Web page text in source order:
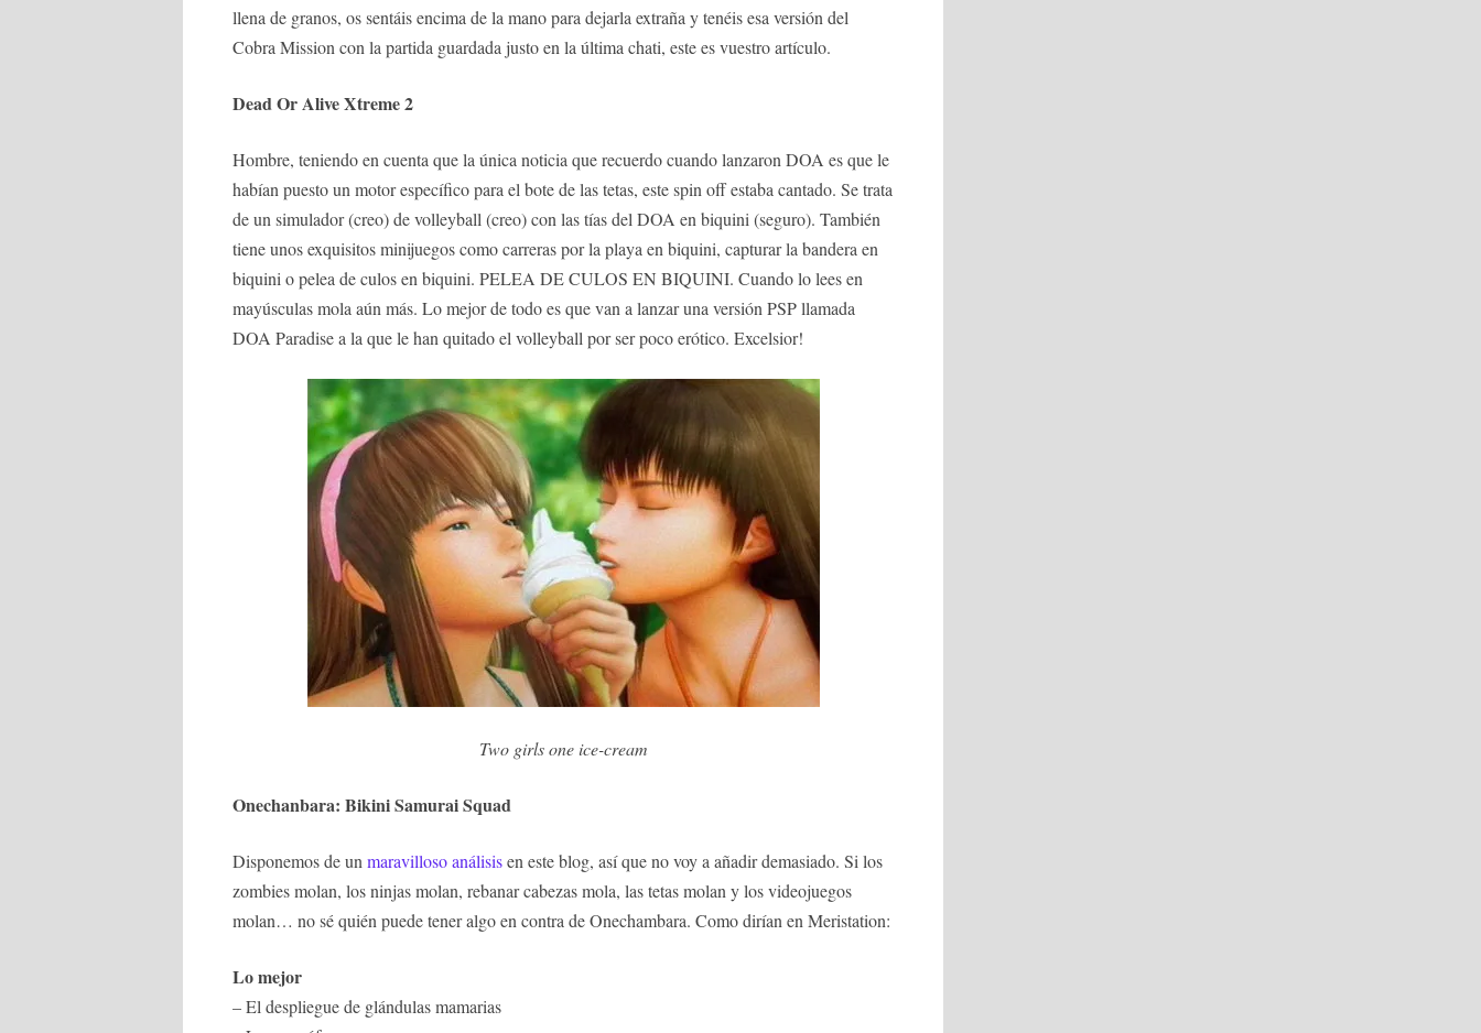
llena de granos, os sentáis encima de la mano para dejarla extraña y tenéis esa versión del
Cobra Mission con la partida guardada justo en la última chati, este es vuestro artículo.
Dead Or Alive Xtreme 2
Hombre, teniendo en cuenta que la única noticia que recuerdo cuando lanzaron DOA es que le
habían puesto un motor específico para el bote de las tetas, este spin off estaba cantado. Se trata
de un simulador (creo) de volleyball (creo) con las tías del DOA en biquini (seguro). También
tiene unos exquisitos minijuegos como carreras por la playa en biquini, capturar la bandera en
biquini o pelea de culos en biquini. PELEA DE CULOS EN BIQUINI. Cuando lo lees en
mayúsculas mola aún más. Lo mejor de todo es que van a lanzar una versión PSP llamada
DOA Paradise a la que le han quitado el volleyball por ser poco erótico. Excelsior!
Two girls one ice-cream
Onechanbara: Bikini Samurai Squad
Disponemos de un maravilloso análisisen este blog, así que no voy a añadir demasiado. Si los
zombies molan, los ninjas molan, rebanar cabezas mola, las tetas molan y los videojuegos
molan… no sé quién puede tener algo en contra de Onechambara. Como dirían en Meristation:
Lo mejor
– El despliegue de glándulas mamarias